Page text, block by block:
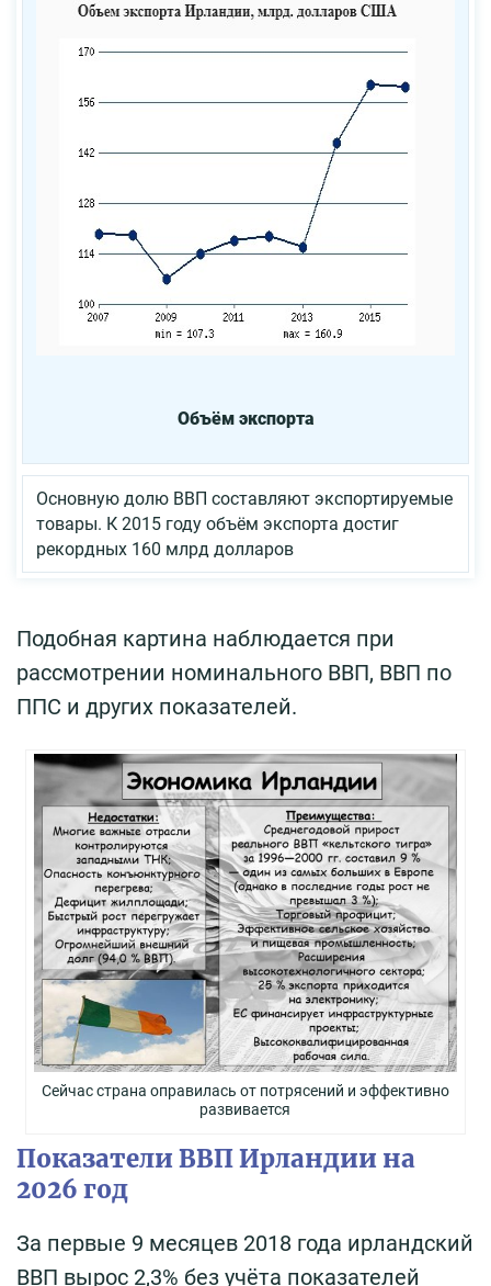
Объём экспорта
Основную долю ВВП составляют экспортируемые
товары. К 2015 году объём экспорта достиг
рекордных 160 млрд долларов
Подобная картина наблюдается при
рассмотрении номинального ВВП, ВВП по
ППС и других показателей.
Сейчас страна оправилась от потрясений и эффективно
развивается
Показатели ВВП Ирландии на
2026 год
За первые 9 месяцев 2018 года ирландский
ВВП вырос 2,3% без учёта показателей